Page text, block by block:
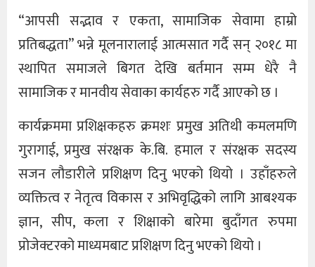
“आपसी सद्भाव र एकता, सामाजिक सेवामा हाम्रो
प्रतिबद्धता” भन्ने मूलनारालाई आत्मसात गर्दै सन् २०१८ मा
स्थापित समाजले बिगत देखि बर्तमान सम्म धेरै नै
सामाजिक र मानवीय सेवाका कार्यहरु गर्दै आएको छ ।
कार्यक्रममा प्रशिक्षकहरु क्रमशः प्रमुख अतिथी कमलमणि
गुरागाई, प्रमुख संरक्षक के.बि. हमाल र संरक्षक सदस्य
सजन लौडारीले प्रशिक्षण दिनु भएको थियो । उहाँहरुले
व्यक्तित्व र नेतृत्व विकास र अभिवृद्धिको लागि आबश्यक
ज्ञान, सीप, कला र शिक्षाको बारेमा बुदाँगत रुपमा
प्रोजेक्टरको माध्यमबाट प्रशिक्षण दिनु भएको थियो ।